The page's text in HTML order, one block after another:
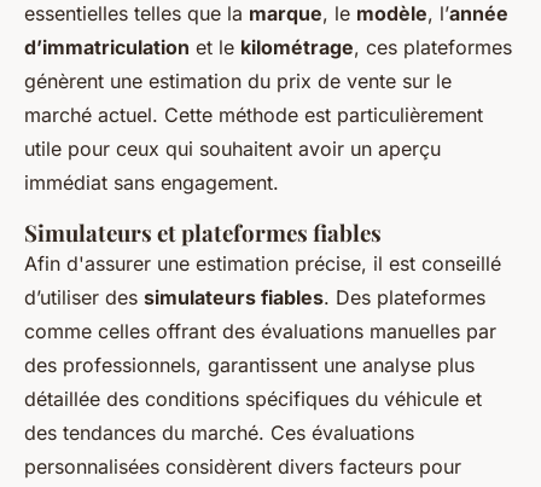
essentielles telles que la marque, le modèle, l’année
d’immatriculation et le kilométrage, ces plateformes
génèrent une estimation du prix de vente sur le
marché actuel. Cette méthode est particulièrement
utile pour ceux qui souhaitent avoir un aperçu
immédiat sans engagement.
Simulateurs et plateformes fiables
Afin d'assurer une estimation précise, il est conseillé
d’utiliser des simulateurs fiables. Des plateformes
comme celles offrant des évaluations manuelles par
des professionnels, garantissent une analyse plus
détaillée des conditions spécifiques du véhicule et
des tendances du marché. Ces évaluations
personnalisées considèrent divers facteurs pour